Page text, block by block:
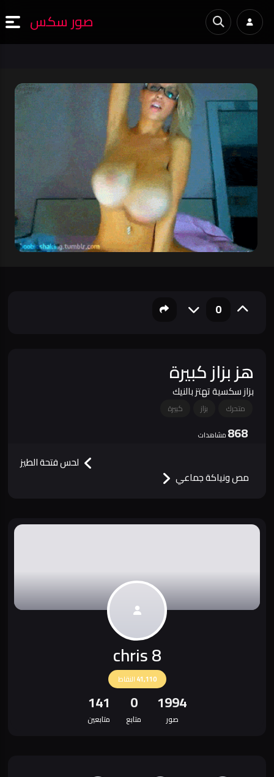
صور سكس
0
هز بزاز كبيرة
بزاز سكسية تهتز بالنيك
متحرك بزاز كبيرة
868 مشاهدات
لحس فتحة الطيز
مص ونياكة جماعي
chris 8
41,110 النقاط
1994
صور
0
متابع
141
متابعين